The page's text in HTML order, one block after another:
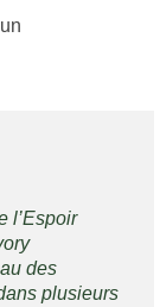
l’Espoir
des
plusieurs